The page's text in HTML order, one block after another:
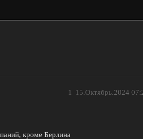
15.Октябрь.2024
1
кроме Берлина